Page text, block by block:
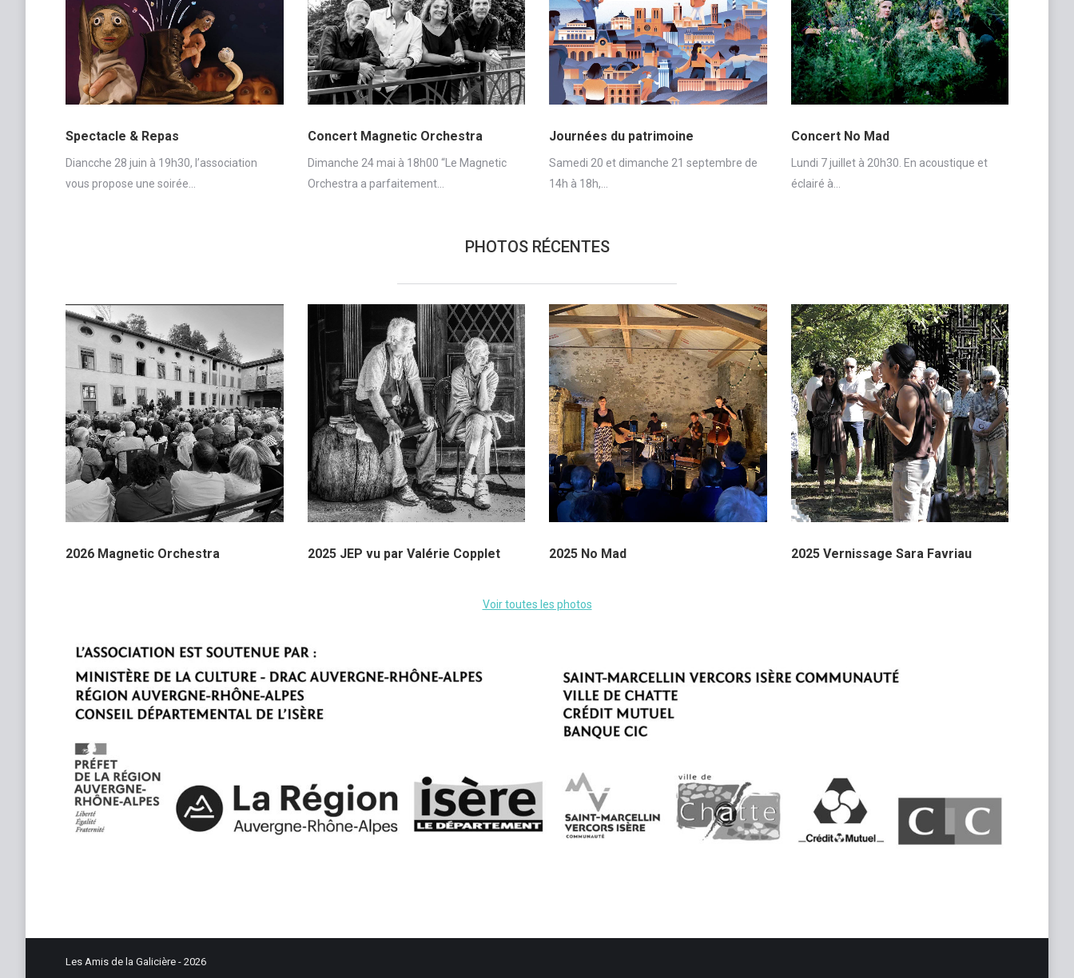
Spectacle & Repas
Diancche 28 juin à 19h30, l’association
vous propose une soirée…
Concert Magnetic Orchestra
Dimanche 24 mai à 18h00 “Le Magnetic
Orchestra a parfaitement…
Journées du patrimoine
Samedi 20 et dimanche 21 septembre de
14h à 18h,…
Concert No Mad
Lundi 7 juillet à 20h30. En acoustique et
éclairé à…
PHOTOS RÉCENTES
2026 Magnetic Orchestra 2025 JEP vu par Valérie Copplet 2025 No Mad 2025 Vernissage Sara Favriau
Voir toutes les photos
Les Amis de la Galicière - 2026